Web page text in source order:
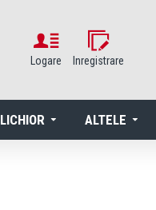
Logare Inregistrare
LICHIOR ALTELE